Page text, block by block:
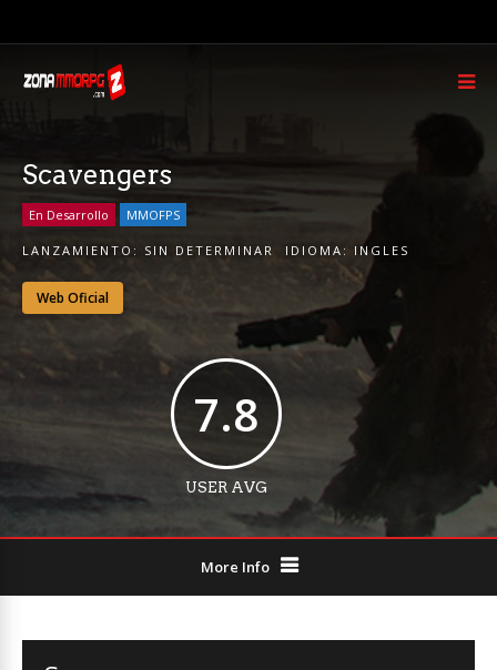
Scavengers
En Desarrollo MMOFPS
LANZAMIENTO: SIN DETERMINAR IDIOMA: INGLES
Web Oficial
7.8
USER AVG
More Info